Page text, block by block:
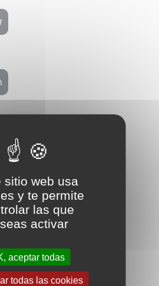
copo de nieve
sitio web usa
y te permite
las que
activar
aceptar todas
todas las cookies